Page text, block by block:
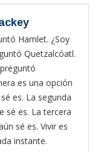
Hamlet. ¿Soy
Quetzalcóatl.
es una opción
es. La segunda
sé es. La tercera
sé es. Vivir es
instante.